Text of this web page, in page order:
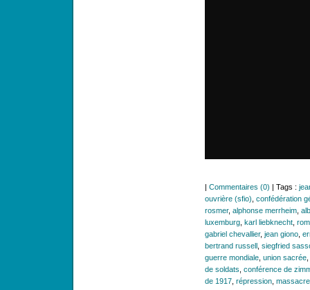
| Commentaires (0) | Tags :
ouvrière (sfio) confédération
rosmer, alphonse merrheim,
luxemburg, karl liebknecht,
gabriel chevallier, jean giono,
bertrand russell, siegfried
guerre mondiale, union sacrée,
de soldats conférence de
de 1917, répression, massacre